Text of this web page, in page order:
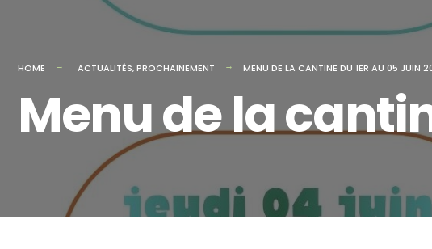
HOME ACTUALITÉS,PROCHAINEMENT MENU DE LA CANTINE DU 1ER AU 05 JUIN
Menu de la